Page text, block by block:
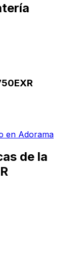
en Adorama
de la